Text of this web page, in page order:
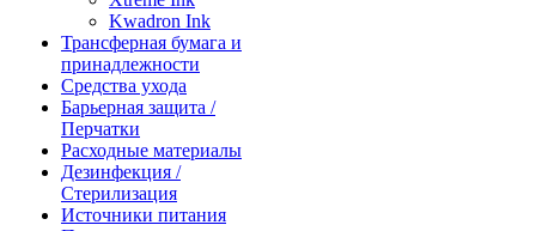
Kwadron Ink
Трансферная бумага и
принадлежности
Средства ухода
Барьерная защита /
Перчатки
Расходные материалы
Дезинфекция /
Стерилизация
Источники питания